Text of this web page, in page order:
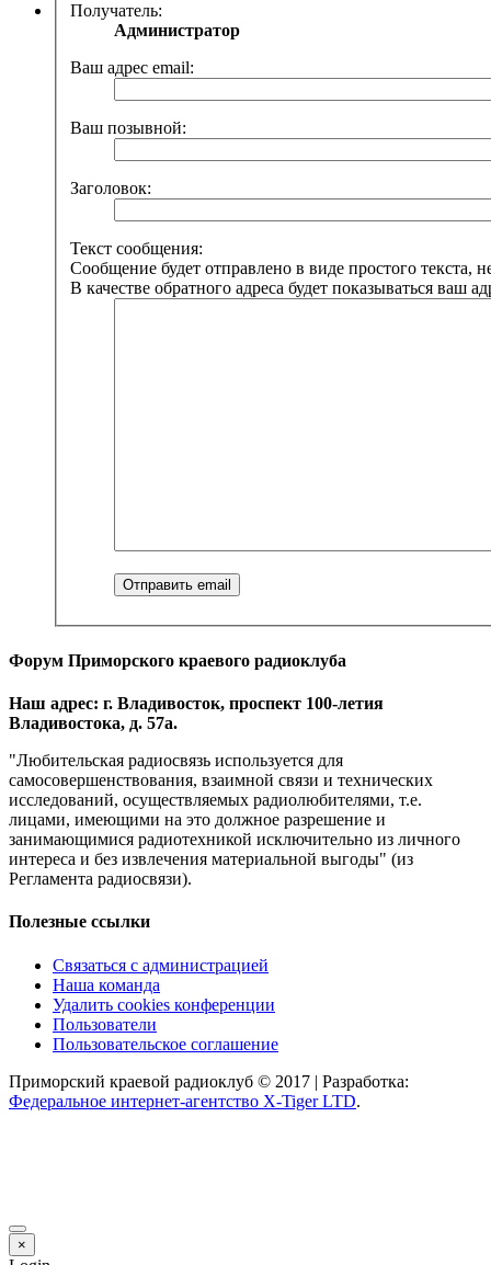
Получатель:
Администратор
Ваш адрес email:
Ваш позывной:
Заголовок:
Текст сообщения:
Сообщение будет отправлено в виде простого
В качестве обратного адреса будет показываться ваш
Форум Приморского краевого радиоклуба
Наш адрес: г. Владивосток, проспект 100-летия
Владивостока, д. 57а.
"Любительская радиосвязь используется для
самосовершенствования, взаимной связи и технических
исследований, осуществляемых радиолюбителями, т.е.
лицами, имеющими на это должное разрешение и
занимающимися радиотехникой исключительно из личного
интереса и без извлечения материальной выгоды" (из
Регламента радиосвязи).
Полезные ссылки
Связаться с администрацией
Наша команда
Удалить cookies конференции
Пользователи
Пользовательское соглашение
Приморский краевой радиоклуб © 2017 | Разработка:
Федеральное интернет-агентство X-Tiger LTD.
×